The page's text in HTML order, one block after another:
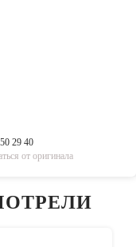
29 40
от оригинала